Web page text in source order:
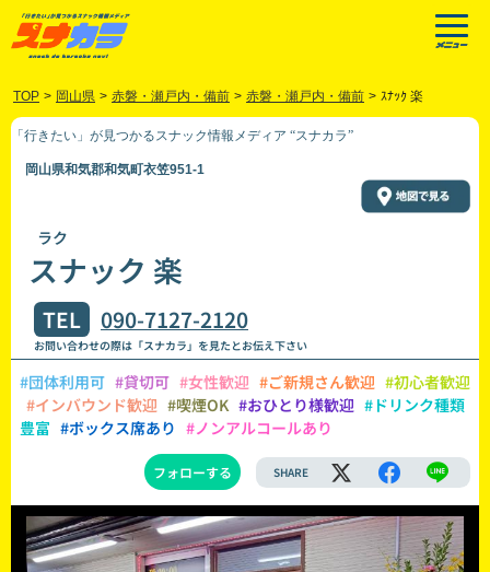
TOP > 岡山県 > 赤磐・瀬戸内・備前 > 赤磐・瀬戸内・備前 > ｽﾅｯｸ 楽
「行きたい」が見つかるスナック情報メディア “スナカラ”
岡山県和気郡和気町衣笠951-1
ラク
スナック 楽
TEL 090-7127-2120
お問い合わせの際は「スナカラ」を見たとお伝え下さい
#団体利用可 #貸切可 #女性歓迎 #ご新規さん歓迎 #初心者歓迎
#インバウンド歓迎 #喫煙OK #おひとり様歓迎 #ドリンク種類
豊富 #ボックス席あり #ノンアルコールあり
フォローする SHARE